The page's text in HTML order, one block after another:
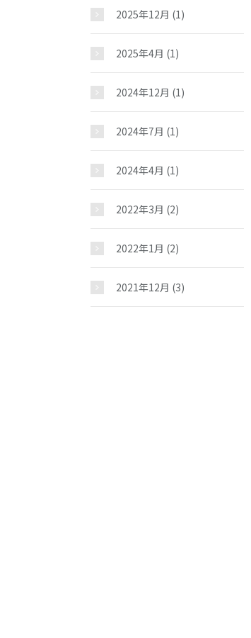
2025年12月 (1)
2025年4月 (1)
2024年12月 (1)
2024年7月 (1)
2024年4月 (1)
2022年3月 (2)
2022年1月 (2)
2021年12月 (3)